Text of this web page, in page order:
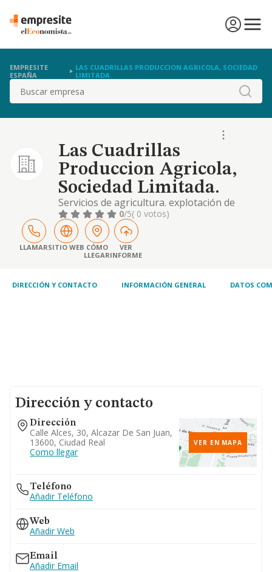
EMPRESITE
ESPAÑA
LAS CUADRILLAS PRODUCCION AGRICOLA, SOCIEDAD
LIMITADA.
Buscar
Las Cuadrillas
Produccion Agricola,
Sociedad Limitada.
Servicios de agricultura. explotación de
fincas rústicas, en sus modalidades agrícola,
agropecuaria, cinegética o forestal. compra
y venta de productos agrícolas, ecológicos y
convencionales. importación y exportación
de mercancías de materias primas agrícolas.
0/5( 0 votos)
LLAMARSITIO WEB CÓMO
LLEGAR
VER
INFORME
DIRECCIÓN Y CONTACTO INFORMACIÓN GENERAL DATOS
Dirección y contacto
Dirección
Calle Alces, 30, Alcazar De San Juan,
13600, Ciudad Real
Como llegar
VER EN MAPA
Teléfono
Añadir Teléfono
Web
Añadir Web
Email
Añadir Email